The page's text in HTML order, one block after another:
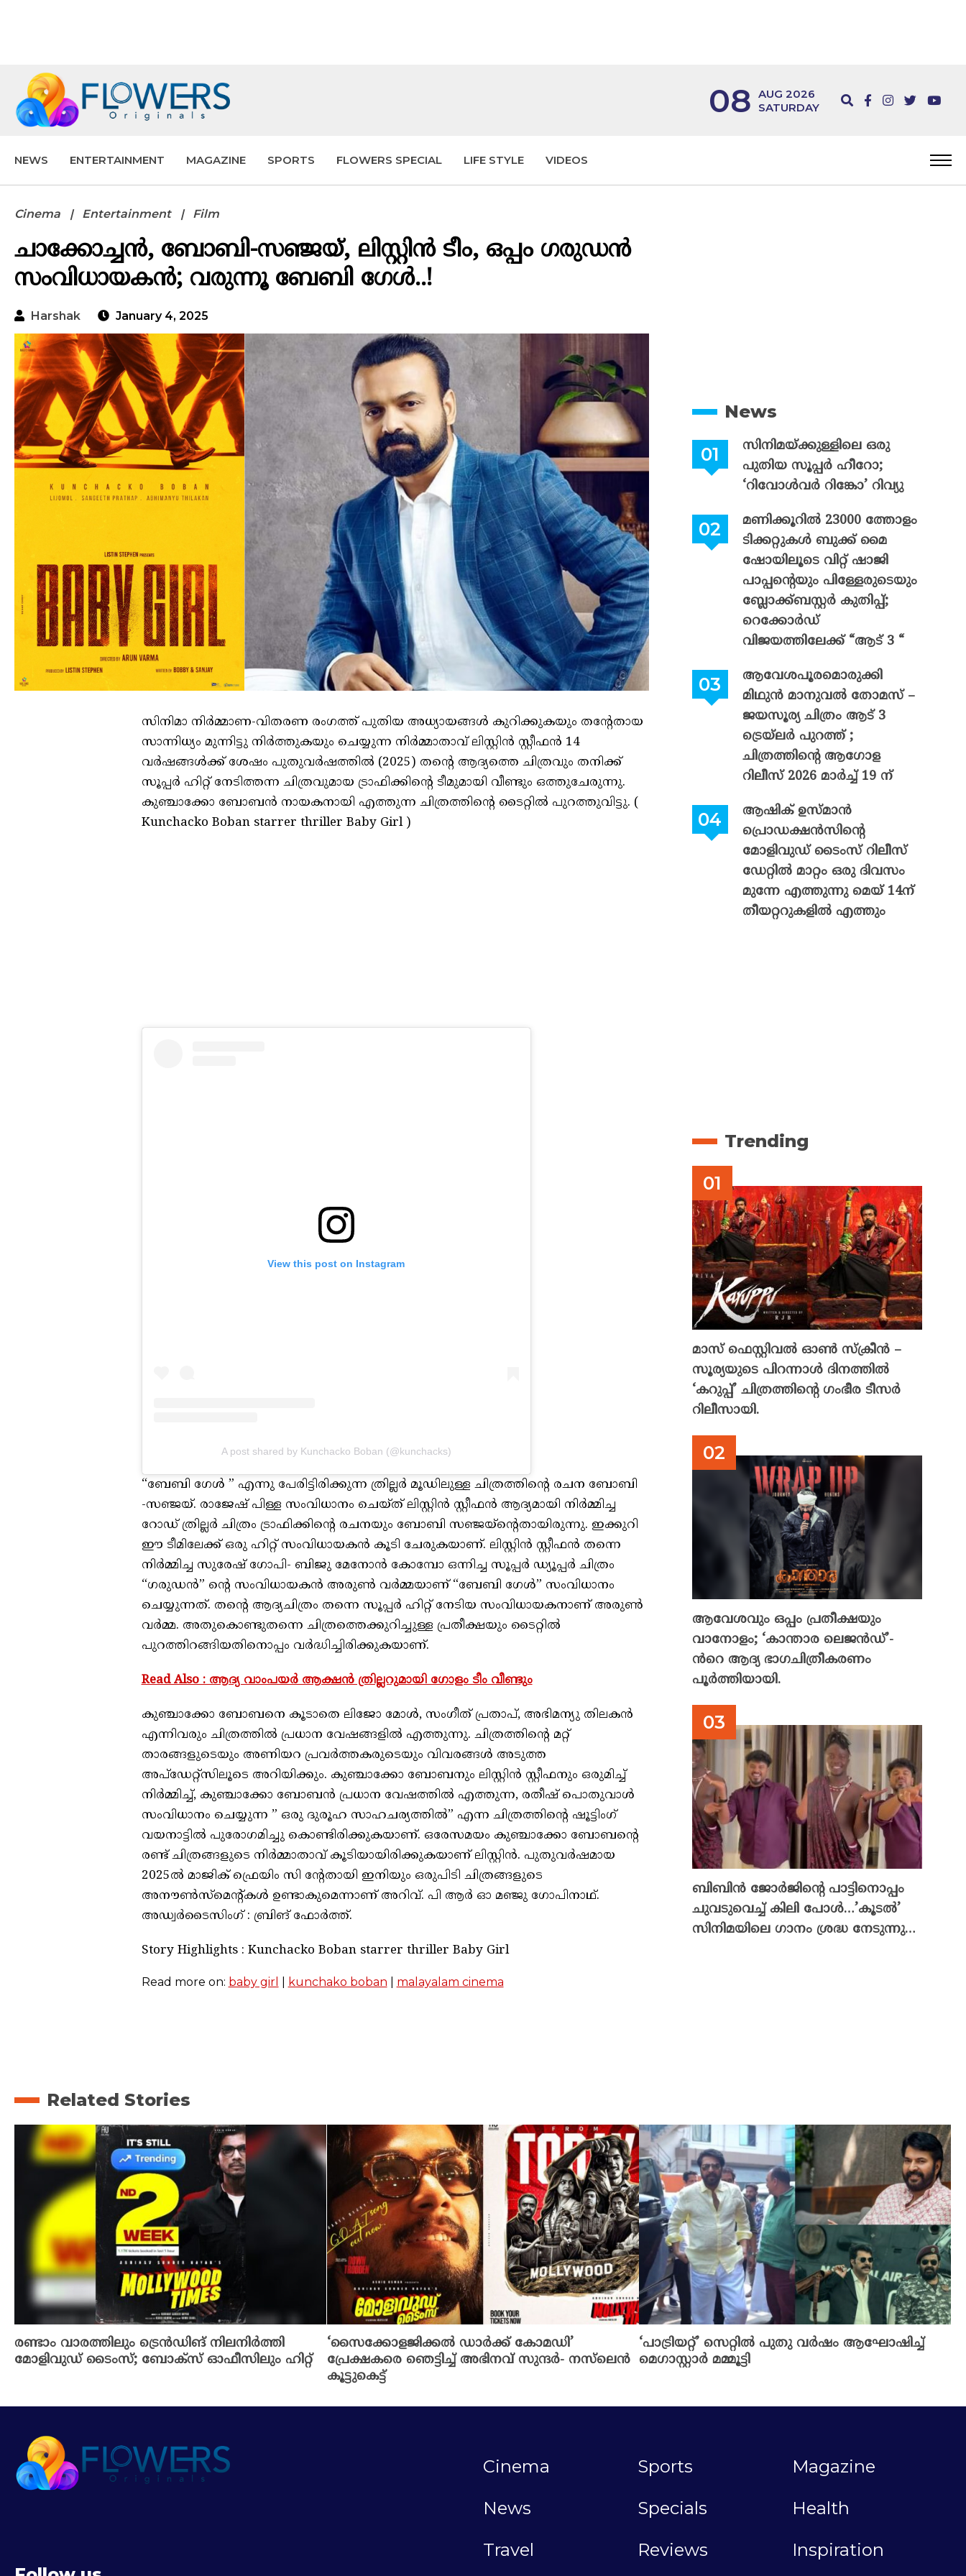
08 AUG 2026
SATURDAY
NEWS ENTERTAINMENT MAGAZINE SPORTS FLOWERS SPECIAL LIFE STYLE VIDEOS
Cinema Entertainment Film
ചാക്കോച്ചൻ, ബോബി-സഞ്ജയ്, ലിസ്റ്റിൻ ടീം, ഒപ്പം ഗരുഡൻ
സംവിധായകൻ; വരുന്നൂ ബേബി ​ഗേൾ..!
Harshak January 4, 2025
സിനിമാ നിർമ്മാണ-വിതരണ രംഗത്ത് പുതിയ അധ്യായങ്ങൾ കുറിക്കുകയും തന്റേതായ
സാന്നിധ്യം മുന്നിട്ടു നിർത്തുകയും ചെയ്യുന്ന നിർമ്മാതാവ് ലിസ്റ്റിൻ സ്റ്റീഫൻ 14
വർഷങ്ങൾക്ക് ശേഷം പുതുവർഷത്തിൽ (2025) തന്റെ ആദ്യത്തെ ചിത്രവും തനിക്ക്
സൂപ്പർ ഹിറ്റ് നേടിത്തന്ന ചിത്രവുമായ ട്രാഫിക്കിന്റെ ടീമുമായി വീണ്ടും ഒത്തുചേരുന്നു.
കുഞ്ചാക്കോ ബോബൻ നായകനായി എത്തുന്ന ചിത്രത്തിന്റെ ടൈറ്റിൽ പുറത്തുവിട്ടു. (
Kunchacko Boban starrer thriller Baby Girl )
View this post on Instagram
A post shared by Kunchacko Boban (@kunchacks)
“ബേബി ഗേൾ ” എന്നു പേരിട്ടിരിക്കുന്ന ത്രില്ലർ മൂഡിലുള്ള ചിത്രത്തിന്റെ രചന ബോബി
-സഞ്ജയ്. രാജേഷ് പിള്ള സംവിധാനം ചെയ്ത് ലിസ്റ്റിൻ സ്റ്റീഫൻ ആദ്യമായി നിർമ്മിച്ച
റോഡ് ത്രില്ലർ ചിത്രം ട്രാഫിക്കിന്റെ രചനയും ബോബി സഞ്ജയ്ന്റെതായിരുന്നു. ഇക്കുറി
ഈ ടീമിലേക്ക് ഒരു ഹിറ്റ് സംവിധായകൻ കൂടി ചേരുകയാണ്. ലിസ്റ്റിൻ സ്റ്റീഫൻ തന്നെ
നിർമ്മിച്ച സുരേഷ് ഗോപി- ബിജു മേനോൻ കോമ്പോ ഒന്നിച്ച സൂപ്പർ ഡ്യൂപ്പർ ചിത്രം
“ഗരുഡൻ” ന്റെ സംവിധായകൻ അരുൺ വർമ്മയാണ് “ബേബി ഗേൾ” സംവിധാനം
ചെയ്യുന്നത്. തന്റെ ആദ്യചിത്രം തന്നെ സൂപ്പർ ഹിറ്റ് നേടിയ സംവിധായകനാണ് അരുൺ
വർമ്മ. അതുകൊണ്ടുതന്നെ ചിത്രത്തെക്കുറിച്ചുള്ള പ്രതീക്ഷയും ടൈറ്റിൽ
പുറത്തിറങ്ങിയതിനൊപ്പം വർദ്ധിച്ചിരിക്കുകയാണ്.
Read Also : ആദ്യ വാംപയർ ആക്ഷൻ ത്രില്ലറുമായി ഗോളം ടീം വീണ്ടും
കുഞ്ചാക്കോ ബോബനെ കൂടാതെ ലിജോ മോൾ, സംഗീത് പ്രതാപ്, അഭിമന്യു തിലകൻ
എന്നിവരും ചിത്രത്തിൽ പ്രധാന വേഷങ്ങളിൽ എത്തുന്നു. ചിത്രത്തിന്റെ മറ്റ്
താരങ്ങളുടെയും അണിയറ പ്രവർത്തകരുടെയും വിവരങ്ങൾ അടുത്ത
അപ്ഡേറ്റ്സിലൂടെ അറിയിക്കും. കുഞ്ചാക്കോ ബോബനും ലിസ്റ്റിൻ സ്റ്റീഫനും ഒരുമിച്ച്
നിർമ്മിച്ച്, കുഞ്ചാക്കോ ബോബൻ പ്രധാന വേഷത്തിൽ എത്തുന്ന, രതീഷ് പൊതുവാൾ
സംവിധാനം ചെയ്യുന്ന ” ഒരു ദുരൂഹ സാഹചര്യത്തിൽ” എന്ന ചിത്രത്തിന്റെ ഷൂട്ടിംഗ്
വയനാട്ടിൽ പുരോഗമിച്ചു കൊണ്ടിരിക്കുകയാണ്. ഒരേസമയം കുഞ്ചാക്കോ ബോബന്റെ
രണ്ട് ചിത്രങ്ങളുടെ നിർമ്മാതാവ് കൂടിയായിരിക്കുകയാണ് ലിസ്റ്റിൻ. പുതുവർഷമായ
2025ൽ മാജിക് ഫ്രെയിം സി ന്റേതായി ഇനിയും ഒരുപിടി ചിത്രങ്ങളുടെ
അനൗൺസ്മെന്റ്കൾ ഉണ്ടാകുമെന്നാണ് അറിവ്. പി ആർ ഓ മഞ്ജു ഗോപിനാഥ്.
അഡ്വർടൈസിംഗ് : ബ്രിങ് ഫോർത്ത്.
Story Highlights : Kunchacko Boban starrer thriller Baby Girl
Read more on: baby girl kunchako boban malayalam cinema
News
സിനിമയ്ക്കുള്ളിലെ ഒരു
പുതിയ സൂപ്പർ ഹീറോ;
‘റിവോൾവർ റിങ്കോ’ റിവ്യു
മണിക്കൂറിൽ 23000 ത്തോളം
ടിക്കറ്റുകൾ ബുക്ക് മൈ
ഷോയിലൂടെ വിറ്റ് ഷാജി
പാപ്പന്റെയും പിള്ളേരുടെയും
ബ്ലോക്ക്ബസ്റ്റർ കുതിപ്പ്;
റെക്കോർഡ്
വിജയത്തിലേക്ക് “ആട് 3 “
ആവേശപൂരമൊരുക്കി
മിഥുൻ മാനുവൽ തോമസ് –
ജയസൂര്യ ചിത്രം ആട് 3
ട്രെയ്‌ലർ പുറത്ത് ;
ചിത്രത്തിന്റെ ആഗോള
റിലീസ് 2026 മാർച്ച് 19 ന്
ആഷിക് ഉസ്മാൻ
പ്രൊഡക്ഷൻസിന്റെ
മോളിവുഡ് ടൈംസ് റിലീസ്
ഡേറ്റിൽ മാറ്റം ഒരു ദിവസം
മുന്നേ എത്തുന്നു മെയ് 14ന്
തീയറ്ററുകളിൽ എത്തും
Trending
മാസ് ഫെസ്റ്റിവൽ ഓൺ സ്‌ക്രീൻ –
സൂര്യയുടെ പിറന്നാൾ ദിനത്തിൽ
‘കറുപ്പ്’ ചിത്രത്തിന്റെ ഗംഭീര ടീസർ
റിലീസായി.
ആവേശവും ഒപ്പം പ്രതീക്ഷയും
വാനോളം; ‘കാന്താര ലെജൻഡ്’-
ൻറെ ആദ്യ ഭാഗചിത്രീകരണം
പൂർത്തിയായി.
ബിബിൻ ജോർജിന്റെ പാട്ടിനൊപ്പം
ചുവടുവെച്ച് കിലി പോൾ…’കൂടൽ’
സിനിമയിലെ ഗാനം ശ്രദ്ധ നേടുന്നു…
Related Stories
രണ്ടാം വാരത്തിലും ട്രെൻഡിങ് നിലനിർത്തി
മോളിവുഡ് ടൈംസ്; ബോക്സ് ഓഫീസിലും ഹിറ്റ്
‘സൈക്കോളജിക്കൽ ഡാർക്ക് കോമഡി’
പ്രേക്ഷകരെ ഞെട്ടിച്ച് അഭിനവ് സുന്ദർ- നസ്‌ലെൻ
കൂട്ടുകെട്ട്
‘പാട്രിയറ്റ്’ സെറ്റിൽ പുതു വർഷം ആഘോഷിച്ച്
മെഗാസ്റ്റാർ മമ്മൂട്ടി
Cinema Sports
Magazine
News
Specials
Health
Travel
Reviews Inspiration